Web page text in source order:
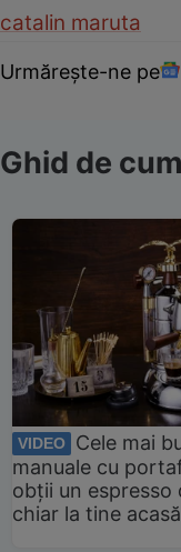
catalin maruta
Urmărește-ne pe
Ghid de
VIDEO
Cele mai
manuale cu
obții un espresso
chiar la tine acasă